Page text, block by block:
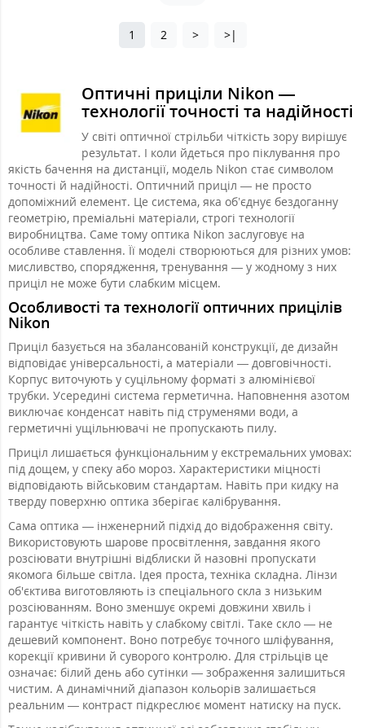
1 2 > >|
Оптичні приціли Nikon —
технології точності та надійності
У світі оптичної стрільби чіткість зору вирішує
результат. І коли йдеться про піклування про
якість бачення на дистанції, модель Nikon стає символом
точності й надійності. Оптичний приціл — не просто
допоміжний елемент. Це система, яка об’єднує бездоганну
геометрію, преміальні матеріали, строгі технології
виробництва. Саме тому оптика Nikon заслуговує на
особливе ставлення. Її моделі створюються для різних умов:
мисливство, спорядження, тренування — у жодному з них
приціл не може бути слабким місцем.
Особливості та технології оптичних прицілів
Nikon
Приціл базується на збалансованій конструкції, де дизайн
відповідає універсальності, а матеріали — довговічності.
Корпус виточують у суцільному форматі з алюмінієвої
трубки. Усередині система герметична. Наповнення азотом
виключає конденсат навіть під струменями води, а
герметичні ущільнювачі не пропускають пилу.
Приціл лишається функціональним у екстремальних умовах:
під дощем, у спеку або мороз. Характеристики міцності
відповідають військовим стандартам. Навіть при кидку на
тверду поверхню оптика зберігає калібрування.
Сама оптика — інженерний підхід до відображення світу.
Використовують шарове просвітлення, завдання якого
розсіювати внутрішні відблиски й назовні пропускати
якомога більше світла. Ідея проста, техніка складна. Лінзи
об'єктива виготовляють із спеціального скла з низьким
розсіюванням. Воно зменшує окремі довжини хвиль і
гарантує чіткість навіть у слабкому світлі. Таке скло — не
дешевий компонент. Воно потребує точного шліфування,
корекції кривини й суворого контролю. Для стрільців це
означає: білий день або сутінки — зображення залишиться
чистим. А динамічний діапазон кольорів залишається
реальним — контраст підкреслює момент натиску на пуск.